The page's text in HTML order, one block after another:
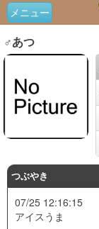
メニュー
♂あつ
つぶやき
07/25 12:16:15
アイスうま